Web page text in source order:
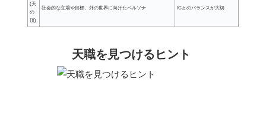
(天
の
頂)
社会的な立場や目標、外の世界に向けたペルソナ ICとのバランスが大切
天職を見つけるヒント